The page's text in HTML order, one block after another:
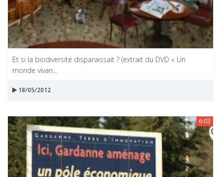
Et si la biodiversité disparaissait ? (extrait du DVD « Un
monde vivan...
18/05/2012
6:03